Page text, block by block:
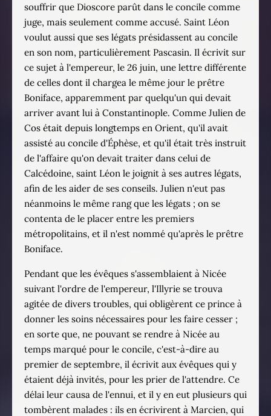
souffrir que Dioscore parût dans le concile comme
juge, mais seulement comme accusé. Saint Léon
voulut aussi que ses légats présidassent au concile
en son nom, particulièrement Pascasin. Il écrivit sur
ce sujet à l'empereur, le 26 juin, une lettre différente
de celles dont il chargea le même jour le prêtre
Boniface, apparemment par quelqu'un qui devait
arriver avant lui à Constantinople. Comme Julien de
Cos était depuis longtemps en Orient, qu'il avait
assisté au concile d'Éphèse, et qu'il était très instruit
de l'affaire qu'on devait traiter dans celui de
Calcédoine, saint Léon le joignit à ses autres légats,
afin de les aider de ses conseils. Julien n'eut pas
néanmoins le même rang que les légats ; on se
contenta de le placer entre les premiers
métropolitains, et il n'est nommé qu'après le prêtre
Boniface.
Pendant que les évêques s'assemblaient à Nicée
suivant l'ordre de l'empereur, l'Illyrie se trouva
agitée de divers troubles, qui obligèrent ce prince à
donner les soins nécessaires pour les faire cesser ;
en sorte que, ne pouvant se rendre à Nicée au
temps marqué pour le concile, c'est-à-dire au
premier de septembre, il écrivit aux évêques qui y
étaient déjà invités, pour les prier de l'attendre. Ce
délai leur causa de l'ennui, et il y en eut plusieurs qui
tombèrent malades : ils en écrivirent à Marcien, qui